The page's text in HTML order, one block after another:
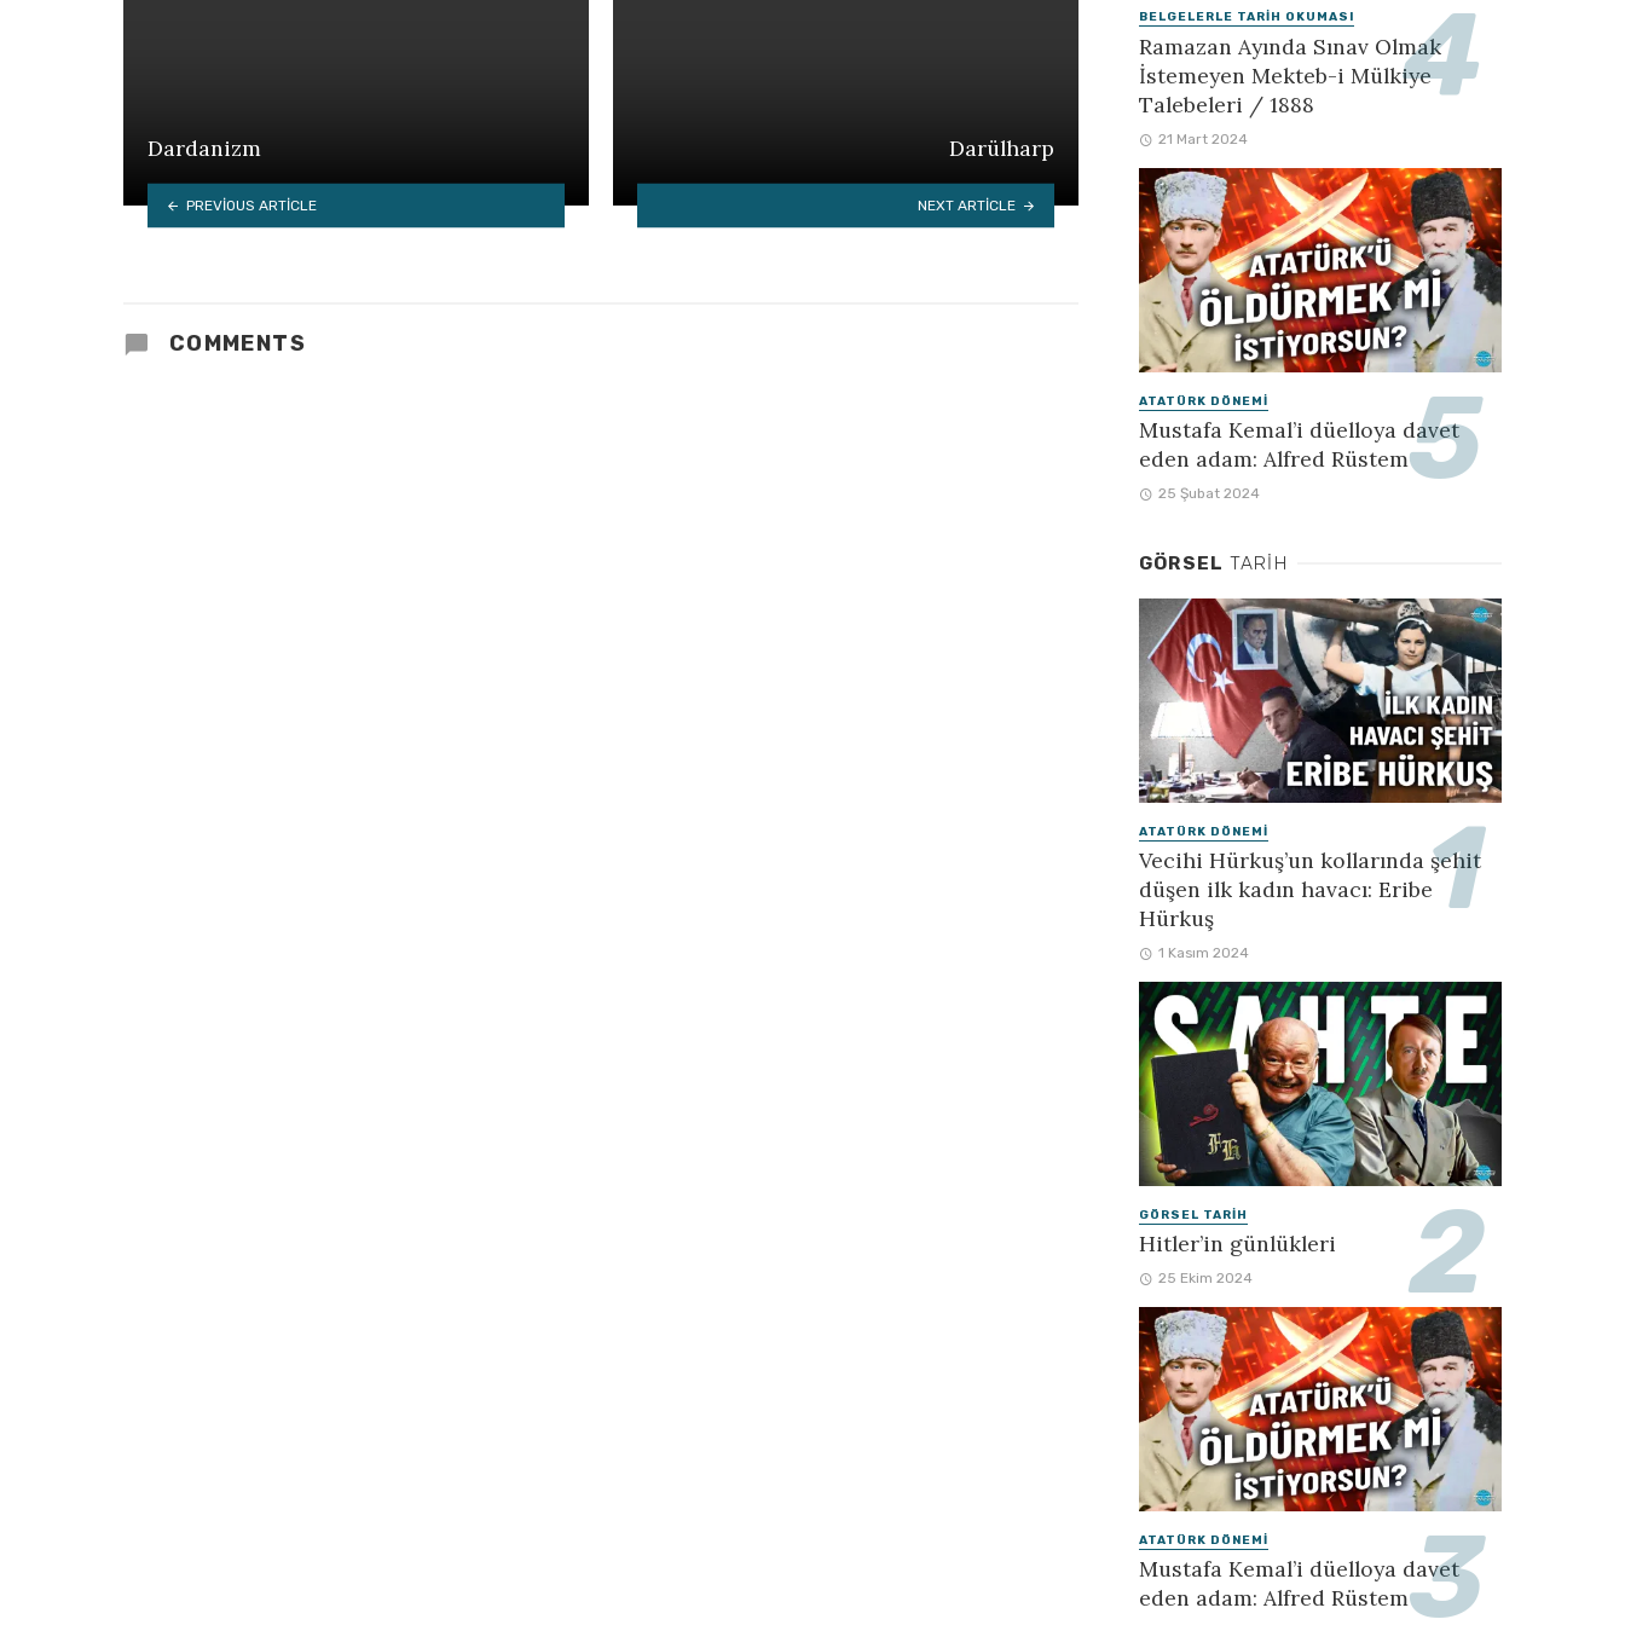
Dardanizm
PREVIOUS ARTICLE
Darülharp
NEXT ARTICLE
COMMENTS
BELGELERLE TARIH OKUMASI
Ramazan Ayında Sınav Olmak
İstemeyen Mekteb-i Mülkiye
Talebeleri / 1888
21 Mart 2024
ATATÜRK DÖNEMI
Mustafa Kemal’i düelloya davet
eden adam: Alfred Rüstem
25 Şubat 2024
GÖRSEL TARIH
ATATÜRK DÖNEMI
Vecihi Hürkuş’un kollarında şehit
düşen ilk kadın havacı: Eribe
Hürkuş
1 Kasım 2024
GÖRSEL TARIH
Hitler’in günlükleri
25 Ekim 2024
ATATÜRK DÖNEMI
Mustafa Kemal’i düelloya davet
eden adam: Alfred Rüstem